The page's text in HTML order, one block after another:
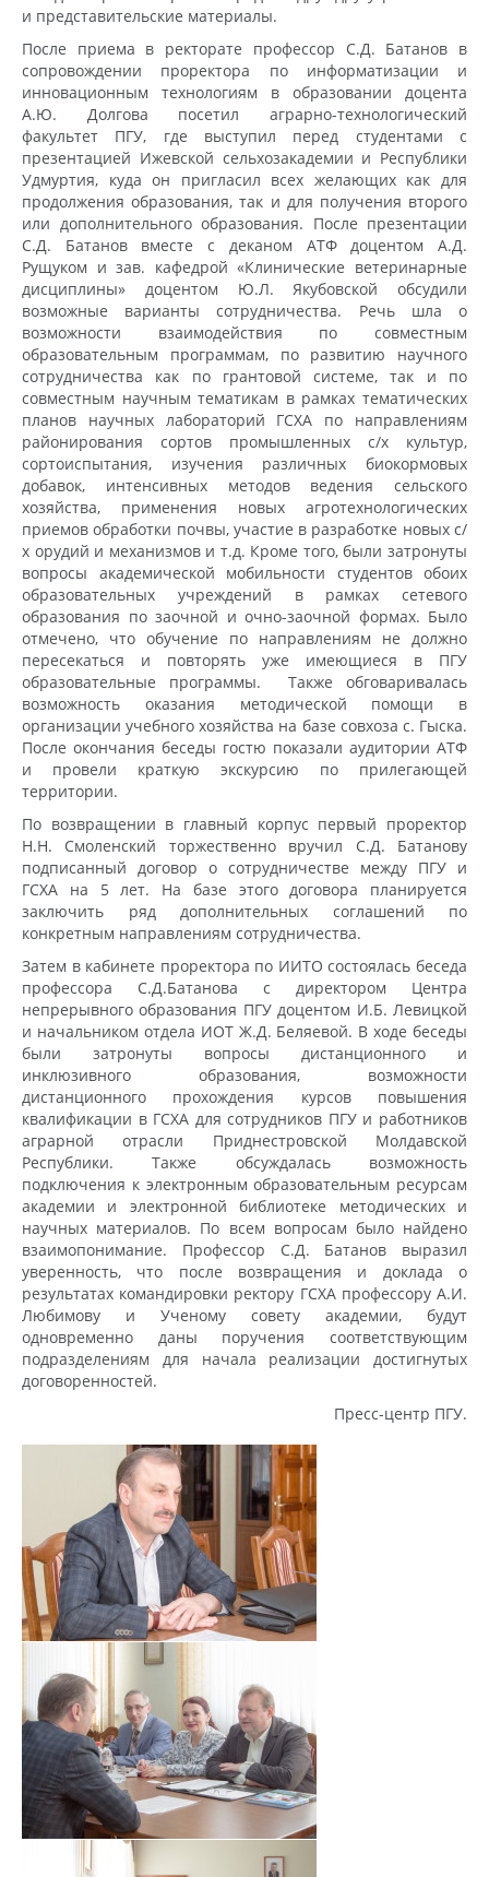
и представительские материалы.
После приема в ректорате профессор С.Д. Батанов в
сопровождении проректора по информатизации и
инновационным технологиям в образовании доцента
А.Ю. Долгова посетил аграрно-технологический
факультет ПГУ, где выступил перед студентами с
презентацией Ижевской сельхозакадемии и Республики
Удмуртия, куда он пригласил всех желающих как для
продолжения образования, так и для получения второго
или дополнительного образования. После презентации
С.Д. Батанов вместе с деканом АТФ доцентом А.Д.
Рущуком и зав. кафедрой «Клинические ветеринарные
дисциплины» доцентом Ю.Л. Якубовской обсудили
возможные варианты сотрудничества. Речь шла о
возможности взаимодействия по совместным
образовательным программам, по развитию научного
сотрудничества как по грантовой системе, так и по
совместным научным тематикам в рамках тематических
планов научных лабораторий ГСХА по направлениям
районирования сортов промышленных с/х культур,
сортоиспытания, изучения различных биокормовых
добавок, интенсивных методов ведения сельского
хозяйства, применения новых агротехнологических
приемов обработки почвы, участие в разработке новых с/
х орудий и механизмов и т.д. Кроме того, были затронуты
вопросы академической мобильности студентов обоих
образовательных учреждений в рамках сетевого
образования по заочной и очно-заочной формах. Было
отмечено, что обучение по направлениям не должно
пересекаться и повторять уже имеющиеся в ПГУ
образовательные программы. Также обговаривалась
возможность оказания методической помощи в
организации учебного хозяйства на базе совхоза с. Гыска.
После окончания беседы гостю показали аудитории АТФ
и провели краткую экскурсию по прилегающей
территории.
По возвращении в главный корпус первый проректор
Н.Н. Смоленский торжественно вручил С.Д. Батанову
подписанный договор о сотрудничестве между ПГУ и
ГСХА на 5 лет. На базе этого договора планируется
заключить ряд дополнительных соглашений по
конкретным направлениям сотрудничества.
Затем в кабинете проректора по ИИТО состоялась беседа
профессора С.Д.Батанова с директором Центра
непрерывного образования ПГУ доцентом И.Б. Левицкой
и начальником отдела ИОТ Ж.Д. Беляевой. В ходе беседы
были затронуты вопросы дистанционного и
инклюзивного образования, возможности
дистанционного прохождения курсов повышения
квалификации в ГСХА для сотрудников ПГУ и работников
аграрной отрасли Приднестровской Молдавской
Республики. Также обсуждалась возможность
подключения к электронным образовательным ресурсам
академии и электронной библиотеке методических и
научных материалов. По всем вопросам было найдено
взаимопонимание. Профессор С.Д. Батанов выразил
уверенность, что после возвращения и доклада о
результатах командировки ректору ГСХА профессору А.И.
Любимову и Ученому совету академии, будут
одновременно даны поручения соответствующим
подразделениям для начала реализации достигнутых
договоренностей.
Пресс-центр ПГУ.